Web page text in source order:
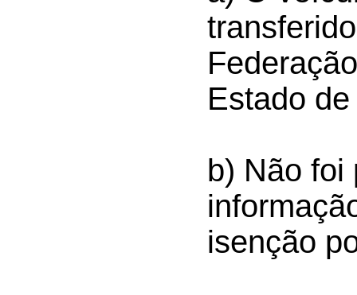
Estado
b) Não foi
isenção